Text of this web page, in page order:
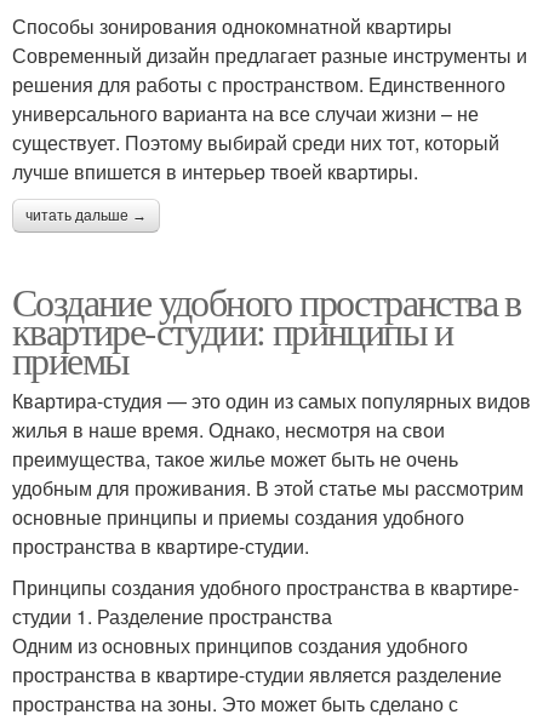
Способы зонирования однокомнатной квартиры
Современный дизайн предлагает разные инструменты и
решения для работы с пространством. Единственного
универсального варианта на все случаи жизни – не
существует. Поэтому выбирай среди них тот, который
лучше впишется в интерьер твоей квартиры.
читать дальше →
Создание удобного пространства в
квартире-студии: принципы и
приемы
Квартира-студия — это один из самых популярных видов
жилья в наше время. Однако, несмотря на свои
преимущества, такое жилье может быть не очень
удобным для проживания. В этой статье мы рассмотрим
основные принципы и приемы создания удобного
пространства в квартире-студии.
Принципы создания удобного пространства в квартире-
студии 1. Разделение пространства
Одним из основных принципов создания удобного
пространства в квартире-студии является разделение
пространства на зоны. Это может быть сделано с